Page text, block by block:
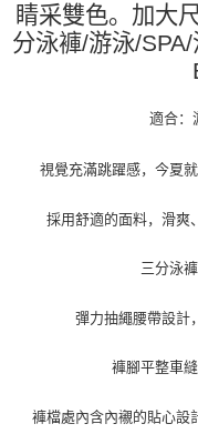
睛采雙色。加大
分泳褲/游泳/SPA/
適合：
視覺充滿跳躍感，今夏
採用舒適的面料，滑爽
三分泳
彈力抽繩腰帶設計
褲腳平整車
褲檔處內含內襯的貼心設